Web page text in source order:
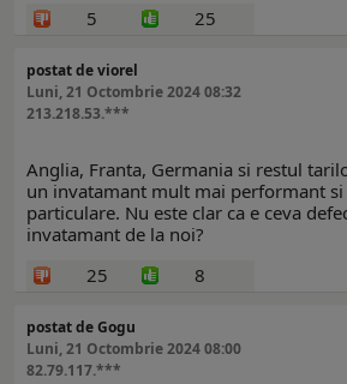
5
25
postat de viorel
Luni, 21 Octombrie 2024 08:32
213.218.53.***
Anglia, Franta, Germania si restul
un invatamant mult mai performant
particulare. Nu este clar ca e ceva
invatamant de la noi?
25
8
postat de Gogu
Luni, 21 Octombrie 2024 08:00
82.79.117.***